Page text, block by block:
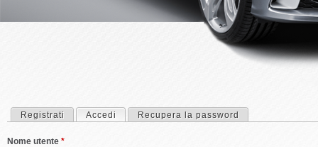
Registrati Accedi (scheda attiva)
Recupera la password
Nome utente *